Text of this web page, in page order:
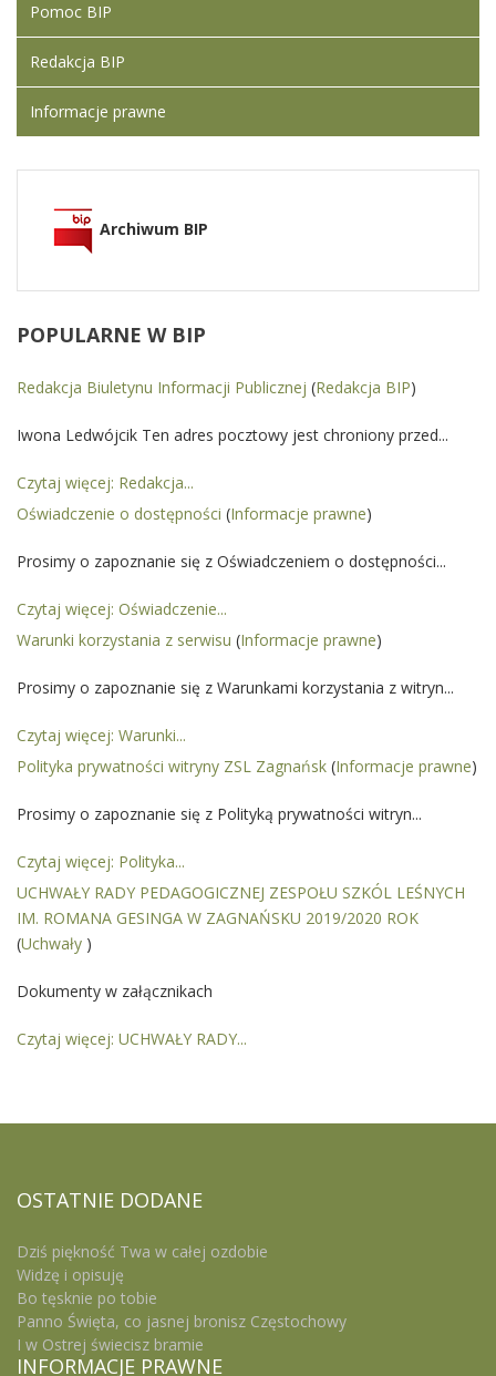
Pomoc BIP
Redakcja BIP
Informacje prawne
Archiwum BIP
POPULARNE W BIP
Redakcja Biuletynu Informacji Publicznej (Redakcja BIP)
Iwona Ledwójcik Ten adres pocztowy jest chroniony przed...
Czytaj więcej: Redakcja...
Oświadczenie o dostępności (Informacje prawne)
Prosimy o zapoznanie się z Oświadczeniem o dostępności...
Czytaj więcej: Oświadczenie...
Warunki korzystania z serwisu (Informacje prawne)
Prosimy o zapoznanie się z Warunkami korzystania z witryn...
Czytaj więcej: Warunki...
Polityka prywatności witryny ZSL Zagnańsk (Informacje prawne)
Prosimy o zapoznanie się z Polityką prywatności witryn...
Czytaj więcej: Polityka...
UCHWAŁY RADY PEDAGOGICZNEJ ZESPOŁU SZKÓL LEŚNYCH
IM. ROMANA GESINGA W ZAGNAŃSKU 2019/2020 ROK
(Uchwały )
Dokumenty w załącznikach
Czytaj więcej: UCHWAŁY RADY...
OSTATNIE DODANE
Dziś piękność Twa w całej ozdobie
Widzę i opisuję
Bo tęsknie po tobie
Panno Święta, co jasnej bronisz Częstochowy
I w Ostrej świecisz bramie
INFORMACJE PRAWNE